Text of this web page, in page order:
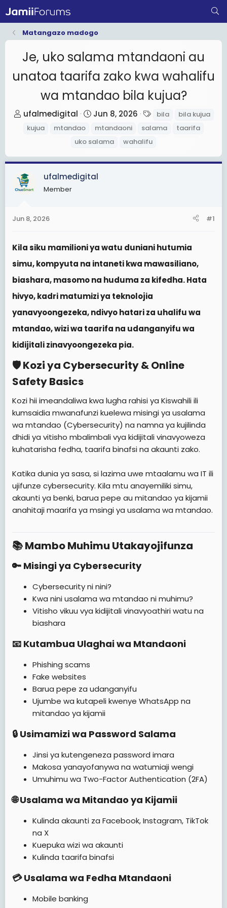
Matangazo madogo
Je, uko salama mtandaoni au
unatoa taarifa zako kwa wahalifu
wa mtandao bila kujua?
T
a
d
s
r
e
ufalmedigital
S
t
a
t
d
Jun 8, 2026
a
bila
bila kujua
kujua
mtandao mtandaoni salama
taarifa
uko salama
wahalifu
ufalmedigital
Member
Jun 8, 2026 #1
Kila siku mamilioni ya watu duniani hutumia
simu, kompyuta na intaneti kwa mawasiliano,
biashara, masomo na huduma za kifedha. Hata
hivyo, kadri matumizi ya teknolojia
yanavyoongezeka, ndivyo hatari za uhalifu wa
mtandao, wizi wa taarifa na udanganyifu wa
kidijitali zinavyoongezeka pia.
🛡️ Kozi ya Cybersecurity & Online
Safety Basics​
Kozi hii imeandaliwa kwa lugha rahisi ya Kiswahili ili
kumsaidia mwanafunzi kuelewa misingi ya usalama
wa mtandao (Cybersecurity) na namna ya kujilinda
dhidi ya vitisho mbalimbali vya kidijitali vinavyoweza
kuhatarisha fedha, taarifa binafsi na akaunti zako.
Katika dunia ya sasa, si lazima uwe mtaalamu wa IT ili
ujifunze cybersecurity. Kila mtu anayemiliki simu,
akaunti ya benki, barua pepe au mitandao ya kijamii
anahitaji maarifa ya msingi ya usalama wa mtandao.
📚 Mambo Muhimu Utakayojifunza​
🔑 Misingi ya Cybersecurity​
Cybersecurity ni nini?
Kwa nini usalama wa mtandao ni muhimu?
Vitisho vikuu vya kidijitali vinavyoathiri watu na
biashara
📧 Kutambua Ulaghai wa Mtandaoni​
Phishing scams
Fake websites
Barua pepe za udanganyifu
Ujumbe wa kutapeli kwenye WhatsApp na
mitandao ya kijamii
🔒 Usimamizi wa Password Salama​
Jinsi ya kutengeneza password imara
Makosa yanayofanywa na watumiaji wengi
Umuhimu wa Two-Factor Authentication (2FA)
🌐 Usalama wa Mitandao ya Kijamii​
Kulinda akaunti za Facebook, Instagram, TikTok
na X
Kuepuka wizi wa akaunti
Kulinda taarifa binafsi
💳 Usalama wa Fedha Mtandaoni​
Mobile banking